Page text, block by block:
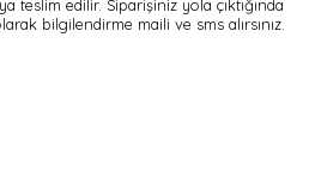
teslim edilir. Siparişiniz yola çıktığında
bilgilendirme maili ve sms alırsınız.